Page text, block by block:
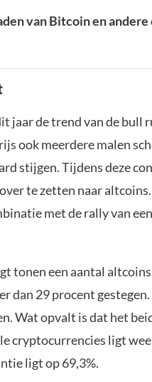
van Bitcoin en
jaar de trend van de bull
ook meerdere malen
stijgen. Tijdens deze
te zetten naar
met de rally van
tonen een aantal
dan 29 procent
Wat opvalt is dat het
cryptocurrencies ligt
ligt op 69,3%.